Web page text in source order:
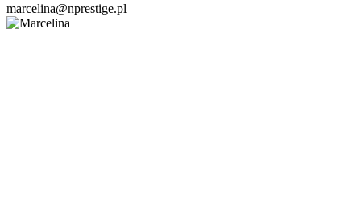
marcelina@nprestige.pl